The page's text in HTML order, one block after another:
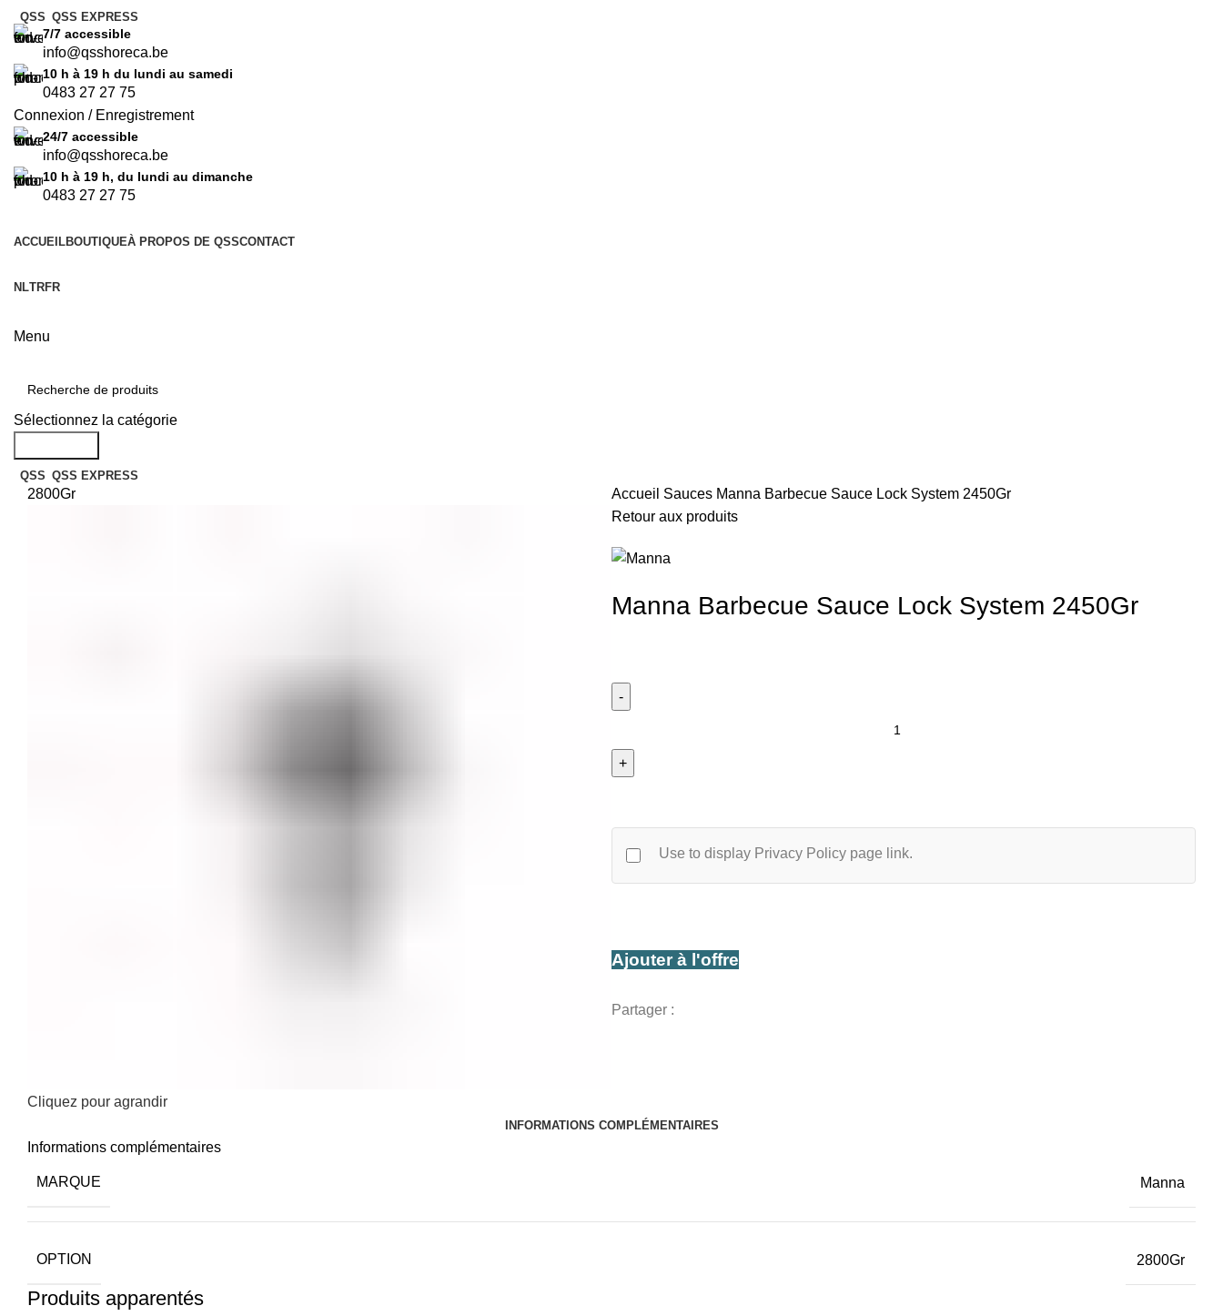
QSS QSS EXPRESS
7/7 accessible
info@qsshoreca.be
10 h à 19 h du lundi au samedi
0483 27 27 75
Connexion / Enregistrement
24/7 accessible
info@qsshoreca.be
10 h à 19 h, du lundi au dimanche
0483 27 27 75
ACCUEILBOUTIQUEÀ PROPOS DE QSSCONTACT
NLTRFR
Menu
Sélectionnez la catégorie
QSS QSS EXPRESS
2800Gr
Cliquez pour agrandir
Accueil Sauces Manna Barbecue Sauce Lock System 2450Gr
Retour aux produits
Manna Barbecue Sauce Lock System 2450Gr
Manna
Use to display Privacy Policy page link.
Ajouter à l'offre
Partager :
INFORMATIONS COMPLÉMENTAIRES
Informations complémentaires
MARQUE Manna
OPTION 2800Gr
Produits apparentés